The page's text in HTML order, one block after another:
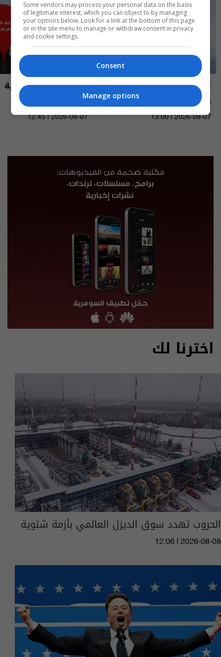
العراق في دقيقة
العراق في دقيقة 07-08-2026 | 2026
13:00 | 2026-08-07
نشرة أخبار السومرية
نشرة ٧ آب ٢٠٢٦ | 2026
12:45 | 2026-08-07
اخترنا لك
الحروب تهدد سوق الديزل العالمي بأزمة شتوية
12:06 | 2026-08-08
Some vendors may process your personal data on the basis
of legitimate interest, which you can object to by managing
your options below. Look for a link at the bottom of this page
or in the site menu to manage or withdraw consent in privacy
and cookie settings.
Consent
Manage options